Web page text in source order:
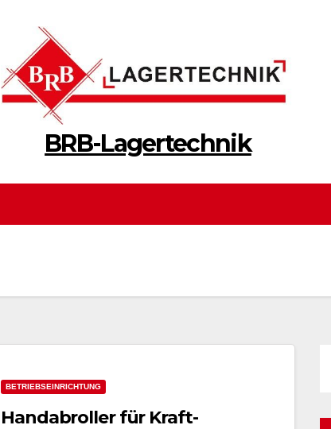
BRB-Lagertechnik
BETRIEBSEINRICHTUNG
Handabroller für Kraft-